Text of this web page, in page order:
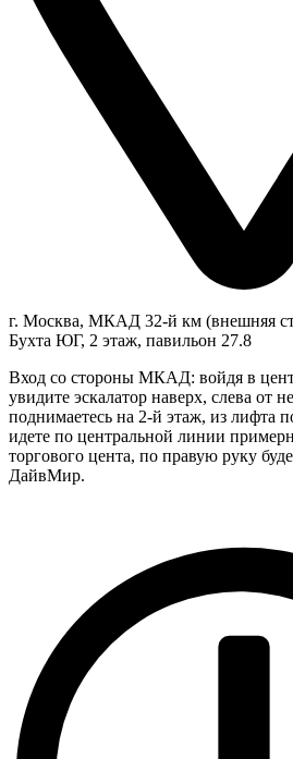
г. Москва, МКАД 32-й км (внешняя
Бухта ЮГ, 2 этаж, павильон 27.8
Вход со стороны МКАД: войдя в
увидите эскалатор наверх, слева от
поднимаетесь на 2-й этаж, из лифта
идете по центральной линии
торгового цента, по правую руку
ДайвМир.